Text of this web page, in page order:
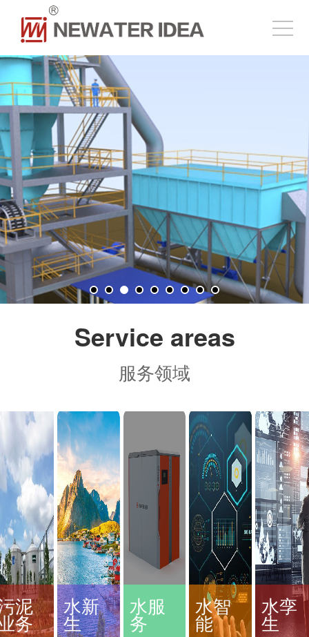
Service areas
服务领域
泥
务
水新
生
水服
务
水智
能
水孪
生